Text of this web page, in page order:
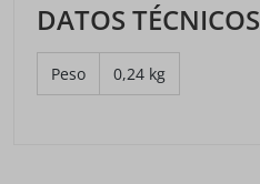
DATOS TÉCNICOS
Peso 0,24 kg